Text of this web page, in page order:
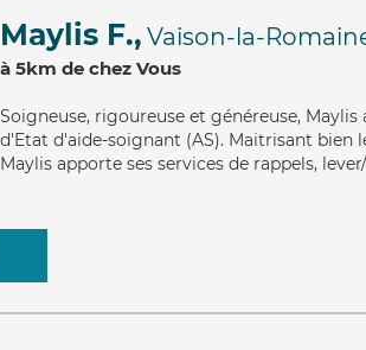
Maylis F., Vaison-la-
à 5km de chez Vous
Soigneuse, rigoureuse et généreuse,
d'Etat d'aide-soignant (AS). Maitrisant bien
Maylis apporte ses services de rappels,